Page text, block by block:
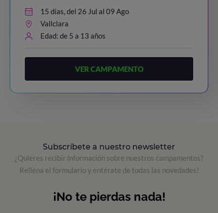
15 días, del 26 Jul al 09 Ago
Vallclara
Edad: de 5 a 13 años
VER CAMPAMENTO
Subscríbete a nuestro newsletter
¿Quieres recibir información sobre nuestros campamentos?
Rellena el formulario y entérate de todas las novedades!